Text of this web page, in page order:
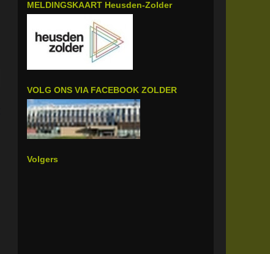
MELDINGSKAART Heusden-Zolder
VOLG ONS VIA FACEBOOK ZOLDER
Volgers